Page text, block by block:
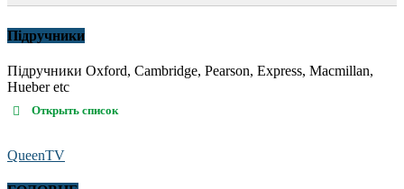
Підручники
Підручники Oxford, Cambridge, Pearson, Express, Macmillan,
Hueber etc
Открыть список
QueenTV